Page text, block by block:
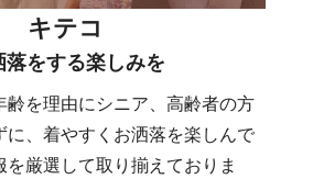
キテコ
落をする楽しみを
齢を理由にシニア、高齢者の方
に、着やすくお洒落を楽しんで
を厳選して取り揃えておりま